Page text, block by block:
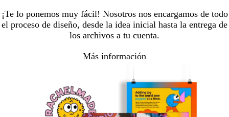
¡Te lo ponemos muy fácil! Nosotros nos encargamos de todo
el proceso de diseño, desde la idea inicial hasta la entrega de
los archivos a tu cuenta.
Más información